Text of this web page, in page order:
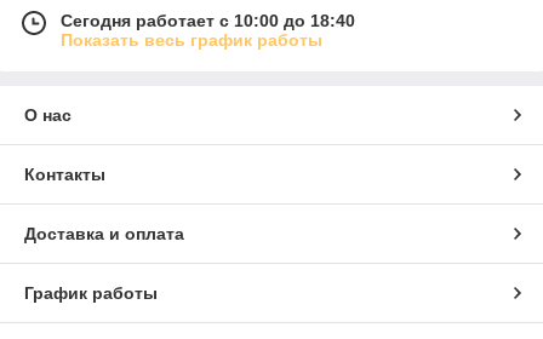
Сегодня работает с 10:00 до 18:40
Показать весь график работы
О нас
Контакты
Доставка и оплата
График работы